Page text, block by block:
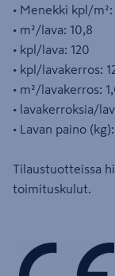
• Menekki kpl/m²:
• m²/lava: 10,8
• kpl/lava: 120
• kpl/lavakerros:
• m²/lavakerros:
• lavakerroksia/
• Lavan paino
Tilaustuotteissa
toimituskulut.